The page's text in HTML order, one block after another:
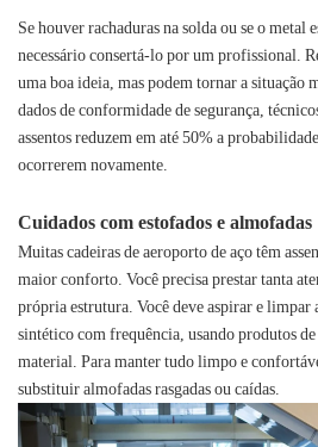
Se houver rachaduras na solda ou se o metal
necessário consertá-lo por um profissional.
uma boa ideia, mas podem tornar a situação
dados de conformidade de segurança,
assentos reduzem em até 50% a
ocorrerem novamente.
Cuidados com estofados e almofadas
Muitas cadeiras de aeroporto de aço têm
maior conforto. Você precisa prestar tanta
própria estrutura. Você deve aspirar e limpar
sintético com frequência, usando produtos
material. Para manter tudo limpo e
substituir almofadas rasgadas ou caídas.